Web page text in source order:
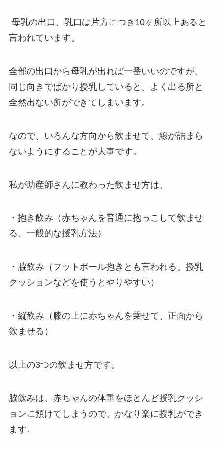
母乳の出口、乳口は片方につき10ヶ所以上あると
言われています。
全部の出口から母乳が出れば一番いいのですが、
同じ向きでばかり授乳していると、よく出る所と
全然出ない所ができてしまいます。
なので、いろんな方向から飲ませて、線が詰まら
ないようにすることが大事です。
私が助産師さんに教わった飲ませ方は、
・抱き飲み（赤ちゃんを普通に抱っこして飲ませ
る、一般的な授乳方法）
・脇飲み（フットボール抱きとも言われる。授乳
クッションなどを使うとやりやすい）
・縦飲み（膝の上に赤ちゃんを乗せて、正面から
飲ませる）
以上の3つの飲ませ方です。
脇飲みは、赤ちゃんの体重をほとんど授乳クッシ
ョンに預けてしまうので、かなり楽に授乳ができ
ます。